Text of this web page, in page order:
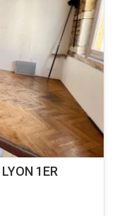
LYON 1ER